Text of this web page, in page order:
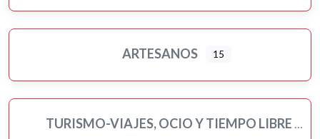
Tatuajes
Veterinarios/as y mascotas
Yoga
ARTESANOS 15
TURISMO-VIAJES, OCIO Y TIEMPO LIBRE